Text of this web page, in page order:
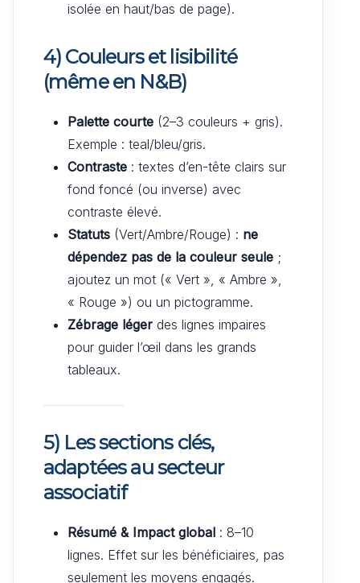
isolée en haut/bas de page).
4) Couleurs et lisibilité
(même en N&B)
Palette courte (2–3 couleurs + gris).
Exemple : teal/bleu/gris.
Contraste : textes d’en-tête clairs sur
fond foncé (ou inverse) avec
contraste élevé.
Statuts (Vert/Ambre/Rouge) : ne
dépendez pas de la couleur seule ;
ajoutez un mot (« Vert », « Ambre »,
« Rouge ») ou un pictogramme.
Zébrage léger des lignes impaires
pour guider l’œil dans les grands
tableaux.
5) Les sections clés,
adaptées au secteur
associatif
Résumé & Impact global : 8–10
lignes. Effet sur les bénéficiaires, pas
seulement les moyens engagés.